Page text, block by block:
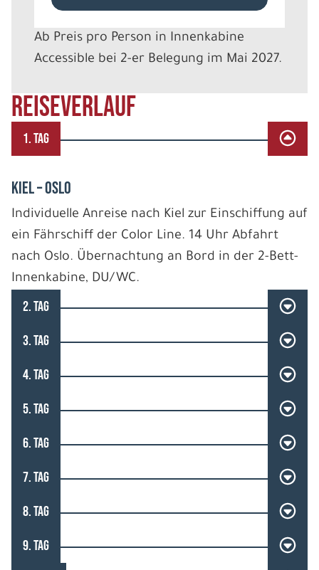
REISEVERLAUF
1. TAG
Kiel – Oslo
Individuelle Anreise nach Kiel zur Einschiffung auf
ein Fährschiff der Color Line. 14 Uhr Abfahrt
nach Oslo. Übernachtung an Bord in der 2-Bett-
Innenkabine, DU/WC.
2. TAG
3. TAG
4. TAG
5. TAG
6. TAG
7. TAG
8. TAG
9. TAG
Ab Preis pro Person in Innenkabine
Accessible bei 2-er Belegung im Mai 2027.